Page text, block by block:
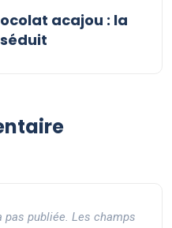
acajou : la
publiée. Les champs